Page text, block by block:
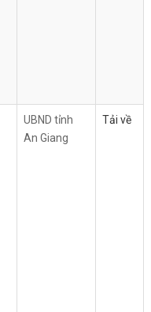
UBND tỉnh
An Giang
Tải về